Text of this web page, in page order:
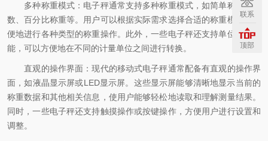
多种称重模式：电子秤通常支持多种称重模式，如简单称重、计
数、百分比称重等。用户可以根据实际需求选择合适的称重模式，方
便地进行各种类型的称重操作。此外，一些电子秤还支持单位切换功
能，可以方便地在不同的计量单位之间进行转换。
直观的操作界面：现代的移动式电子秤通常配备有直观的操作界
面，如液晶显示屏或LED显示屏。这些显示屏能够清晰地显示当前的
称重数据和其他相关信息，使用户能够轻松地读取和理解测量结果。
同时，一些电子秤还支持触摸操作或按键操作，方便用户进行设置和
调整。
联系
顶部